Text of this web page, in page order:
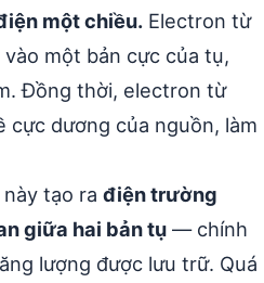
một chiều. Electron từ
một bản cực của tụ,
Đồng thời, electron từ
cực dương của nguồn, làm
tạo ra điện trường
giữa hai bản tụ — chính
lượng được lưu trữ. Quá